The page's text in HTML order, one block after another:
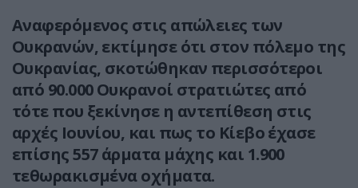
Αναφερόμενος στις απώλειες των
Ουκρανών, εκτίμησε ότι στον πόλεμο της
Ουκρανίας, σκοτώθηκαν περισσότεροι
από 90.000 Ουκρανοί στρατιώτες από
τότε που ξεκίνησε η αντεπίθεση στις
αρχές Ιουνίου, και πως το Κίεβο έχασε
επίσης 557 άρματα μάχης και 1.900
τεθωρακισμένα οχήματα.